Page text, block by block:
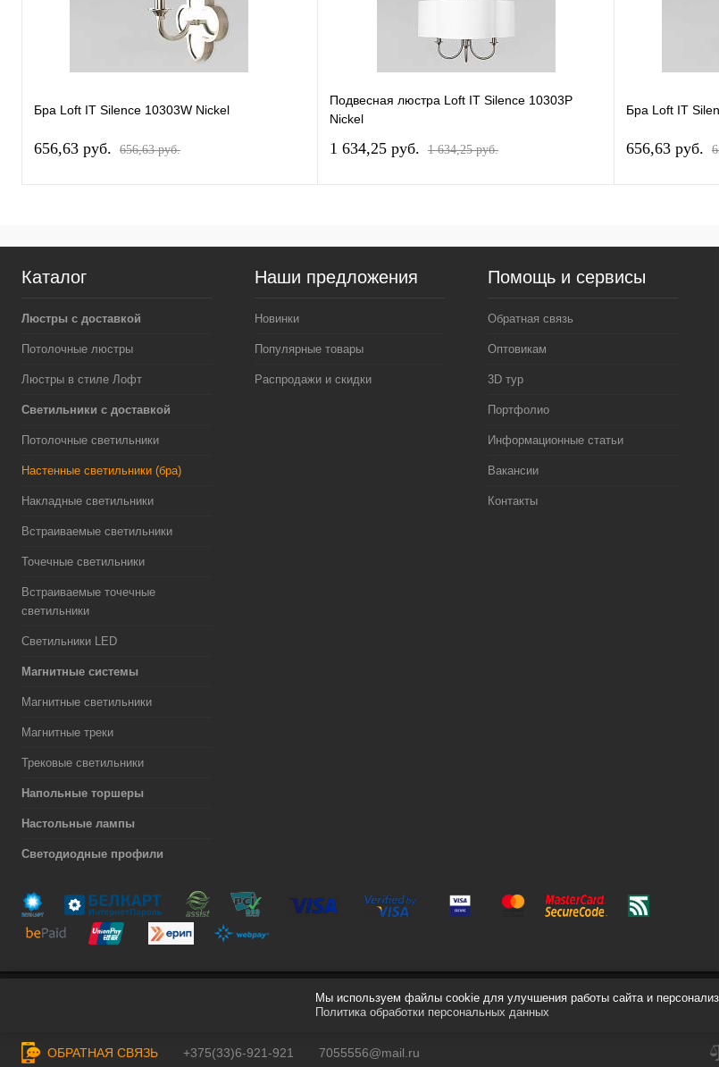
Бра Loft IT Silence 10303W Nickel
656,63 pуб. 656,63 pуб.
Подвесная люстра Loft IT Silence 10303P
Nickel
1 634,25 pуб. 1 634,25 pуб.
Бра Loft IT
656,63 pуб.
Каталог
Люстры с доставкой
Потолочные люстры
Люстры в стиле Лофт
Светильники с доставкой
Потолочные светильники
Настенные светильники (бра)
Накладные светильники
Встраиваемые светильники
Точечные светильники
Встраиваемые точечные
светильники
Светильники LED
Магнитные системы
Магнитные светильники
Магнитные треки
Трековые светильники
Напольные торшеры
Настольные лампы
Светодиодные профили
Наши предложения
Новинки
Популярные товары
Распродажи и скидки
Помощь и сервисы
Обратная связь
Оптовикам
3D тур
Портфолио
Информационные статьи
Вакансии
Контакты
ОБРАТНАЯ СВЯЗЬ +375(33)6-921-921 7055556@mail.ru
Мы используем файлы cookie для улучшения работы сайта и
Политика обработки персональных данных